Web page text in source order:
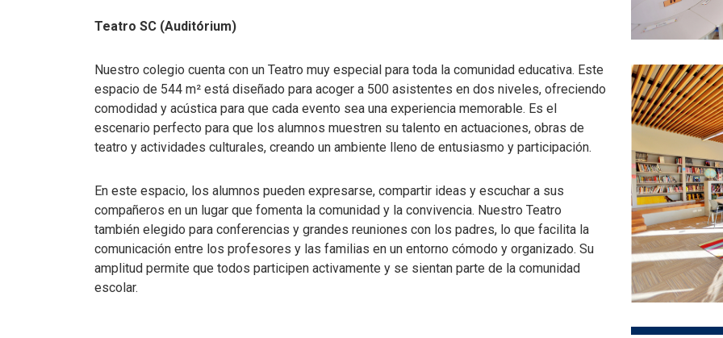
Teatro SC (Auditórium)
Nuestro colegio cuenta con un Teatro muy especial para toda la comunidad educativa. Este
espacio de 544 m² está diseñado para acoger a 500 asistentes en dos niveles, ofreciendo
comodidad y acústica para que cada evento sea una experiencia memorable. Es el
escenario perfecto para que los alumnos muestren su talento en actuaciones, obras de
teatro y actividades culturales, creando un ambiente lleno de entusiasmo y participación.
En este espacio, los alumnos pueden expresarse, compartir ideas y escuchar a sus
compañeros en un lugar que fomenta la comunidad y la convivencia. Nuestro Teatro
también elegido para conferencias y grandes reuniones con los padres, lo que facilita la
comunicación entre los profesores y las familias en un entorno cómodo y organizado. Su
amplitud permite que todos participen activamente y se sientan parte de la comunidad
escolar.